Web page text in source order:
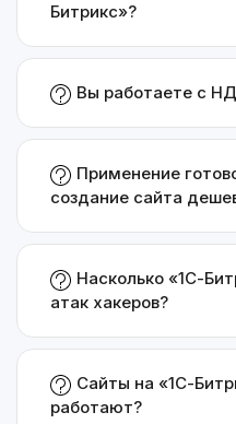
Битрикс»?
Вы работаете с
Применение
создание сайта
Насколько «1С-
атак хакеров?
Сайты на «1С-
работают?